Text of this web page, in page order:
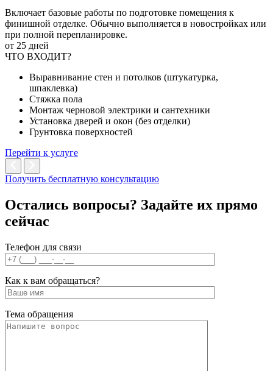
Включает базовые работы по подготовке помещения к
финишной отделке. Обычно выполняется в новостройках или
при полной перепланировке.
от 25 дней
ЧТО ВХОДИТ?
Выравнивание стен и потолков (штукатурка,
шпаклевка)
Стяжка пола
Монтаж черновой электрики и сантехники
Установка дверей и окон (без отделки)
Грунтовка поверхностей
Перейти к услуге
Получить бесплатную консультацию
Остались вопросы? Задайте их прямо
сейчас
Телефон для связи
Как к вам обращаться?
Тема обращения